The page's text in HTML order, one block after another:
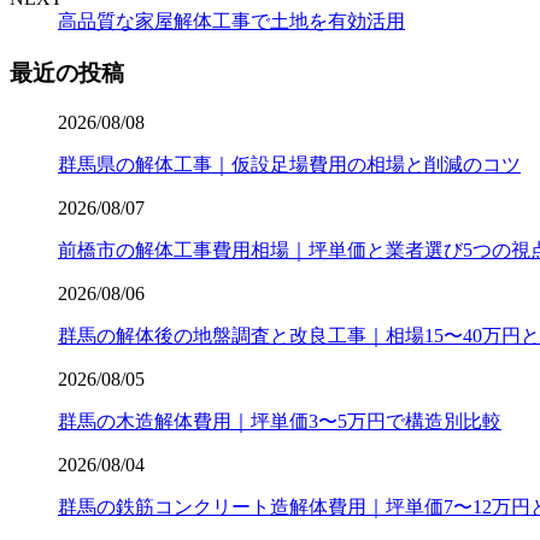
高品質な家屋解体工事で土地を有効活用
最近の投稿
2026/08/08
群馬県の解体工事｜仮設足場費用の相場と削減のコツ
2026/08/07
前橋市の解体工事費用相場｜坪単価と業者選び5つの視
2026/08/06
群馬の解体後の地盤調査と改良工事｜相場15〜40万円
2026/08/05
群馬の木造解体費用｜坪単価3〜5万円で構造別比較
2026/08/04
群馬の鉄筋コンクリート造解体費用｜坪単価7〜12万円